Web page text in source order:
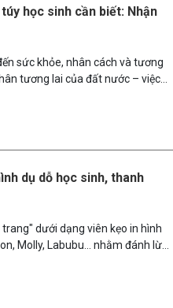
học sinh cần biết: Nhận
sức khỏe, nhân cách và tương
tương lai của đất nước – việc
dụ dỗ học sinh, thanh
dưới dạng viên kẹo in hình
Molly, Labubu... nhằm đánh lừa